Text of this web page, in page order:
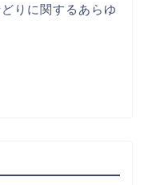
りに関するあらゆ